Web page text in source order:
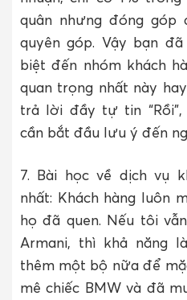
quân nhưng đóng góp
quyên góp. Vậy bạn
biệt đến nhóm khách
quan trọng nhất này
trả lời đầy tự tin
cần bắt đầu lưu ý đến
7. Bài học về dịch vụ
nhất: Khách hàng luôn
họ đã quen. Nếu tôi
Armani, thì khả năng
thêm một bộ nữa để
mê chiếc BMW và đã